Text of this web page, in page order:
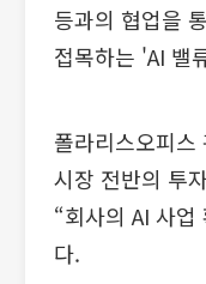
등과의 협업을
접목하는 'AI 밸
폴라리스오피
시장 전반의 투
“회사의 AI 사
다.